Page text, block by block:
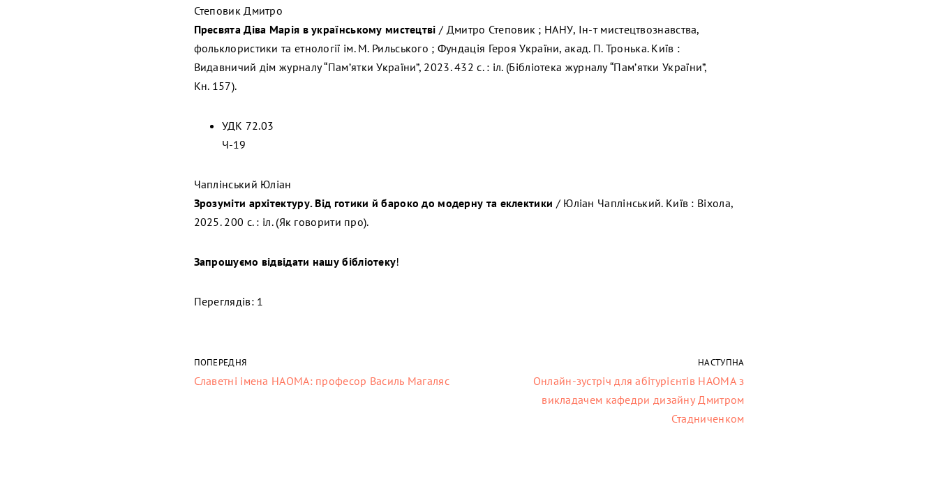
Степовик Дмитро
Пресвята Діва Марія в українському мистецтві / Дмитро Степовик ; НАНУ, Ін-т мистецтвознавства,
фольклористики та етнології ім. М. Рильського ; Фундація Героя України, акад. П. Тронька. Київ :
Видавничий дім журналу “Пам’ятки України”, 2023. 432 с. : іл. (Бібліотека журналу “Пам’ятки України”,
Кн. 157).
УДК 72.03
Ч-19
Чаплінський Юліан
Зрозуміти архітектуру. Від готики й бароко до модерну та еклектики / Юліан Чаплінський. Київ : Віхола,
2025. 200 с. : іл. (Як говорити про).
Запрошуємо відвідати нашу бібліотеку!
Переглядів: 1
ПОПЕРЕДНЯ
Славетні імена НАОМА: професор Василь Магаляс
НАСТУПНА
Онлайн-зустріч для абітурієнтів НАОМА з
викладачем кафедри дизайну Дмитром
Стадниченком